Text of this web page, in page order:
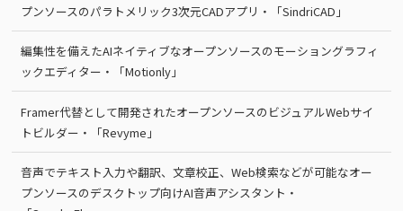
プンソースのパラトメリック3次元CADアプリ・「SindriCAD」
編集性を備えたAIネイティブなオープンソースのモーショングラフィ
ックエディター・「Motionly」
Framer代替として開発されたオープンソースのビジュアルWebサイ
トビルダー・「Revyme」
音声でテキスト入力や翻訳、文章校正、Web検索などが可能なオー
プンソースのデスクトップ向けAI音声アシスタント・